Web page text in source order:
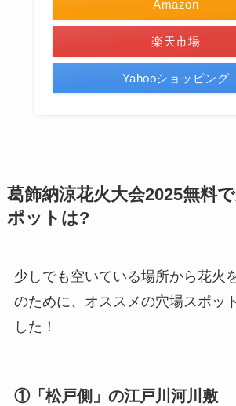
Amazon
楽天市場
Yahooショッピング
葛飾納涼花火大会2025無料
ポットは?
少しでも空いている場所から花火
のために、オススメの穴場スポッ
した！
①「松戸側」の江戸川河川敷